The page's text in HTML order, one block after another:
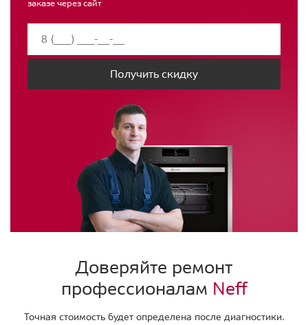
заказе через сайт
Получить скидку
Доверяйте ремонт
профессионалам Neff
Точная стоимость будет определена после диагностики.